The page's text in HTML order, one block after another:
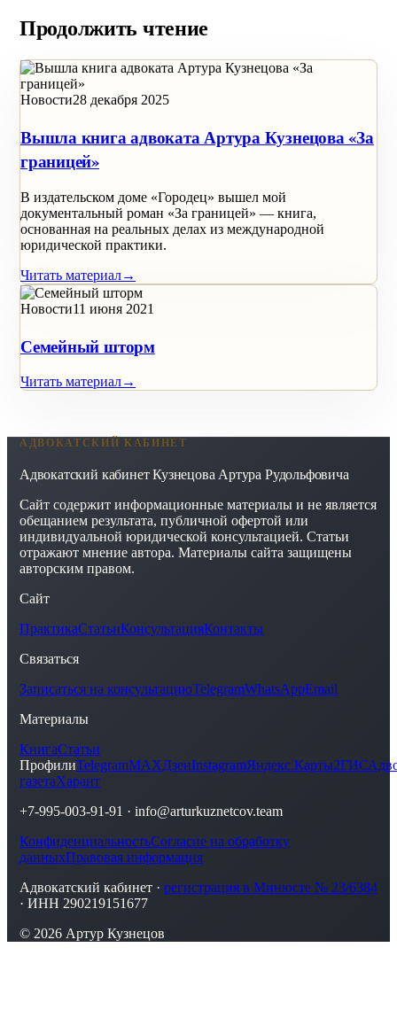
Продолжить чтение
Новости28 декабря 2025
Вышла книга адвоката Артура Кузнецова «За
границей»
В издательском доме «Городец» вышел мой
документальный роман «За границей» — книга,
основанная на реальных делах из международной
юридической практики.
Читать материал→
Новости11 июня 2021
Семейный шторм
Читать материал→
АДВОКАТСКИЙ КАБИНЕТ
Адвокатский кабинет Кузнецова Артура Рудольфовича
Сайт содержит информационные материалы и не является
обещанием результата, публичной офертой или
индивидуальной юридической консультацией. Статьи
отражают мнение автора. Материалы сайта защищены
авторским правом.
Сайт
ПрактикаСтатьиКонсультацияКонтакты
Связаться
Записаться на консультациюTelegramWhatsAppEmail
Материалы
КнигаСтатьи
ПрофилиTelegramMAXДзенInstagramЯндекс.Карты2ГИС
газетаХарант
+7-995-003-91-91 · info@arturkuznetcov.team
КонфиденциальностьСогласие на обработку
данныхПравовая информация
Адвокатский кабинет · регистрация в Минюсте № 23/6384
· ИНН 290219151677
© 2026 Артур Кузнецов